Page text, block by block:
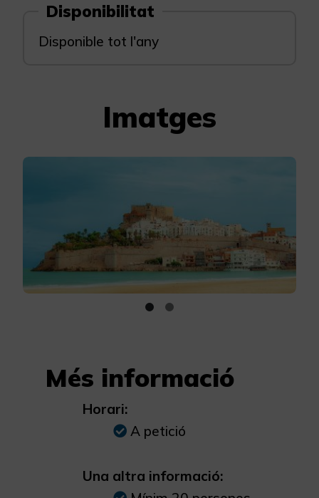
Disponibilitat
Disponible tot l'any
Imatges
Més informació
Horari:
A petició
Una altra informació: